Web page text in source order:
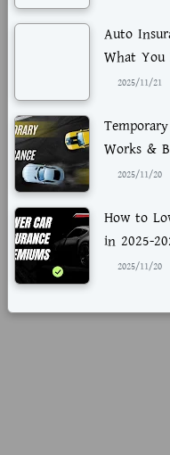
Auto
What You
2025/11/21
Works &
2025/11/20
How to
in 2025-
2025/11/20